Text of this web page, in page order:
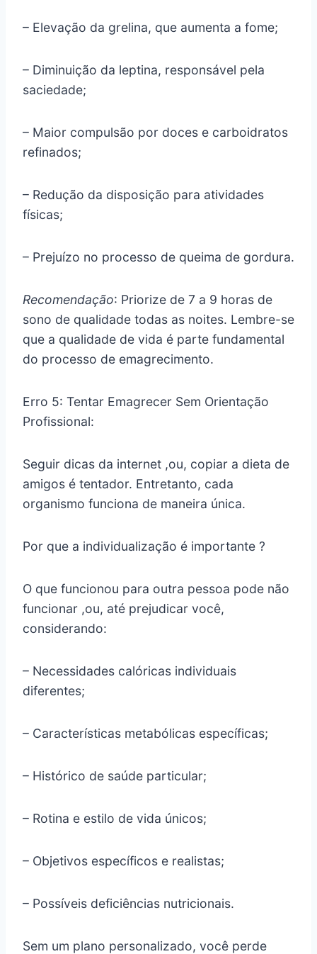
– Elevação da grelina, que aumenta a fome;
– Diminuição da leptina, responsável pela
saciedade;
– Maior compulsão por doces e carboidratos
refinados;
– Redução da disposição para atividades
físicas;
– Prejuízo no processo de queima de gordura.
Recomendação: Priorize de 7 a 9 horas de
sono de qualidade todas as noites. Lembre-se
que a qualidade de vida é parte fundamental
do processo de emagrecimento.
Erro 5: Tentar Emagrecer Sem Orientação
Profissional:
Seguir dicas da internet ,ou, copiar a dieta de
amigos é tentador. Entretanto, cada
organismo funciona de maneira única.
Por que a individualização é importante ?
O que funcionou para outra pessoa pode não
funcionar ,ou, até prejudicar você,
considerando:
– Necessidades calóricas individuais
diferentes;
– Características metabólicas específicas;
– Histórico de saúde particular;
– Rotina e estilo de vida únicos;
– Objetivos específicos e realistas;
– Possíveis deficiências nutricionais.
Sem um plano personalizado, você perde